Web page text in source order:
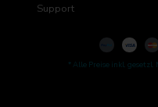
Support
* Alle Preise inkl.